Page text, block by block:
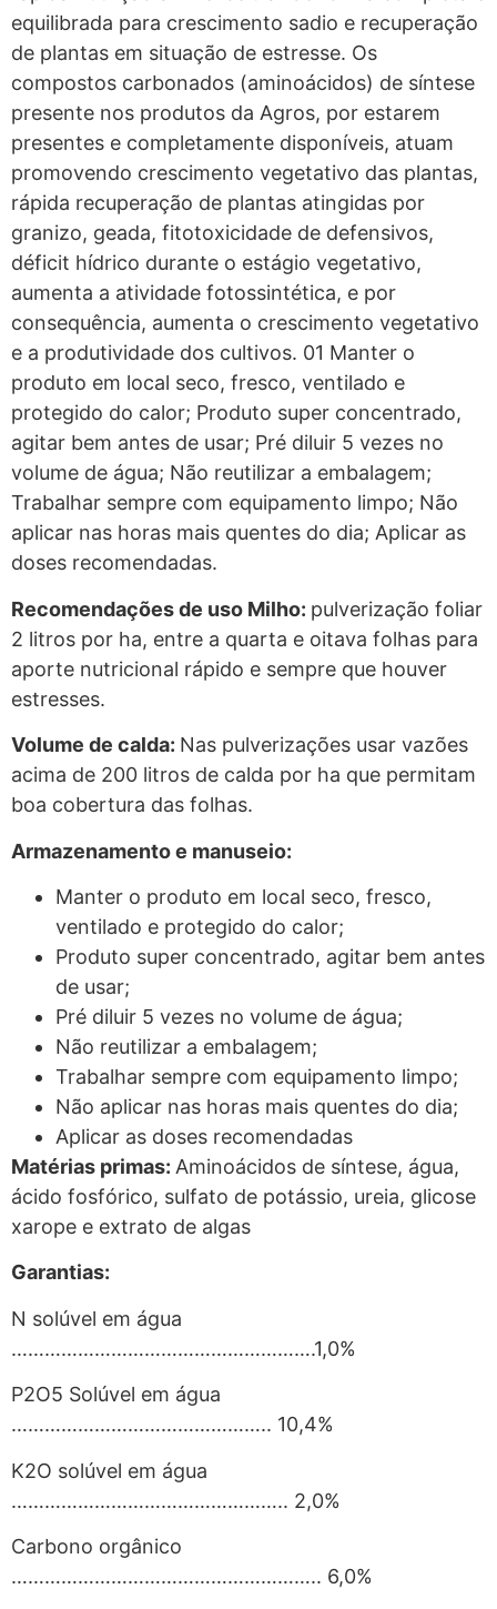
equilibrada para crescimento sadio e recuperação
de plantas em situação de estresse. Os
compostos carbonados (aminoácidos) de síntese
presente nos produtos da Agros, por estarem
presentes e completamente disponíveis, atuam
promovendo crescimento vegetativo das plantas,
rápida recuperação de plantas atingidas por
granizo, geada, fitotoxicidade de defensivos,
déficit hídrico durante o estágio vegetativo,
aumenta a atividade fotossintética, e por
consequência, aumenta o crescimento vegetativo
e a produtividade dos cultivos. 01 Manter o
produto em local seco, fresco, ventilado e
protegido do calor; Produto super concentrado,
agitar bem antes de usar; Pré diluir 5 vezes no
volume de água; Não reutilizar a embalagem;
Trabalhar sempre com equipamento limpo; Não
aplicar nas horas mais quentes do dia; Aplicar as
doses recomendadas.
Recomendações de uso Milho: pulverização foliar
2 litros por ha, entre a quarta e oitava folhas para
aporte nutricional rápido e sempre que houver
estresses.
Volume de calda: Nas pulverizações usar vazões
acima de 200 litros de calda por ha que permitam
boa cobertura das folhas.
Armazenamento e manuseio:
Manter o produto em local seco, fresco,
ventilado e protegido do calor;
Produto super concentrado, agitar bem antes
de usar;
Pré diluir 5 vezes no volume de água;
Não reutilizar a embalagem;
Trabalhar sempre com equipamento limpo;
Não aplicar nas horas mais quentes do dia;
Aplicar as doses recomendadas
Matérias primas: Aminoácidos de síntese, água,
ácido fosfórico, sulfato de potássio, ureia, glicose
xarope e extrato de algas
Garantias:
N solúvel em água
……………………………………………….1,0%
P2O5 Solúvel em água
……………………………………….. 10,4%
K2O solúvel em água
………………………………………….. 2,0%
Carbono orgânico
……………………………………………….. 6,0%